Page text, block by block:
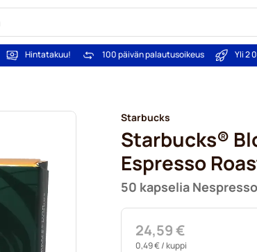
Hintatakuu! 100 päivän palautusoikeus Yli 2
Starbucks
Starbucks®
Espresso
50 kapselia
24,59 €
0,49 €/ kuppi